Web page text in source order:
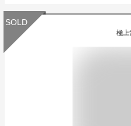
SOLD
極上